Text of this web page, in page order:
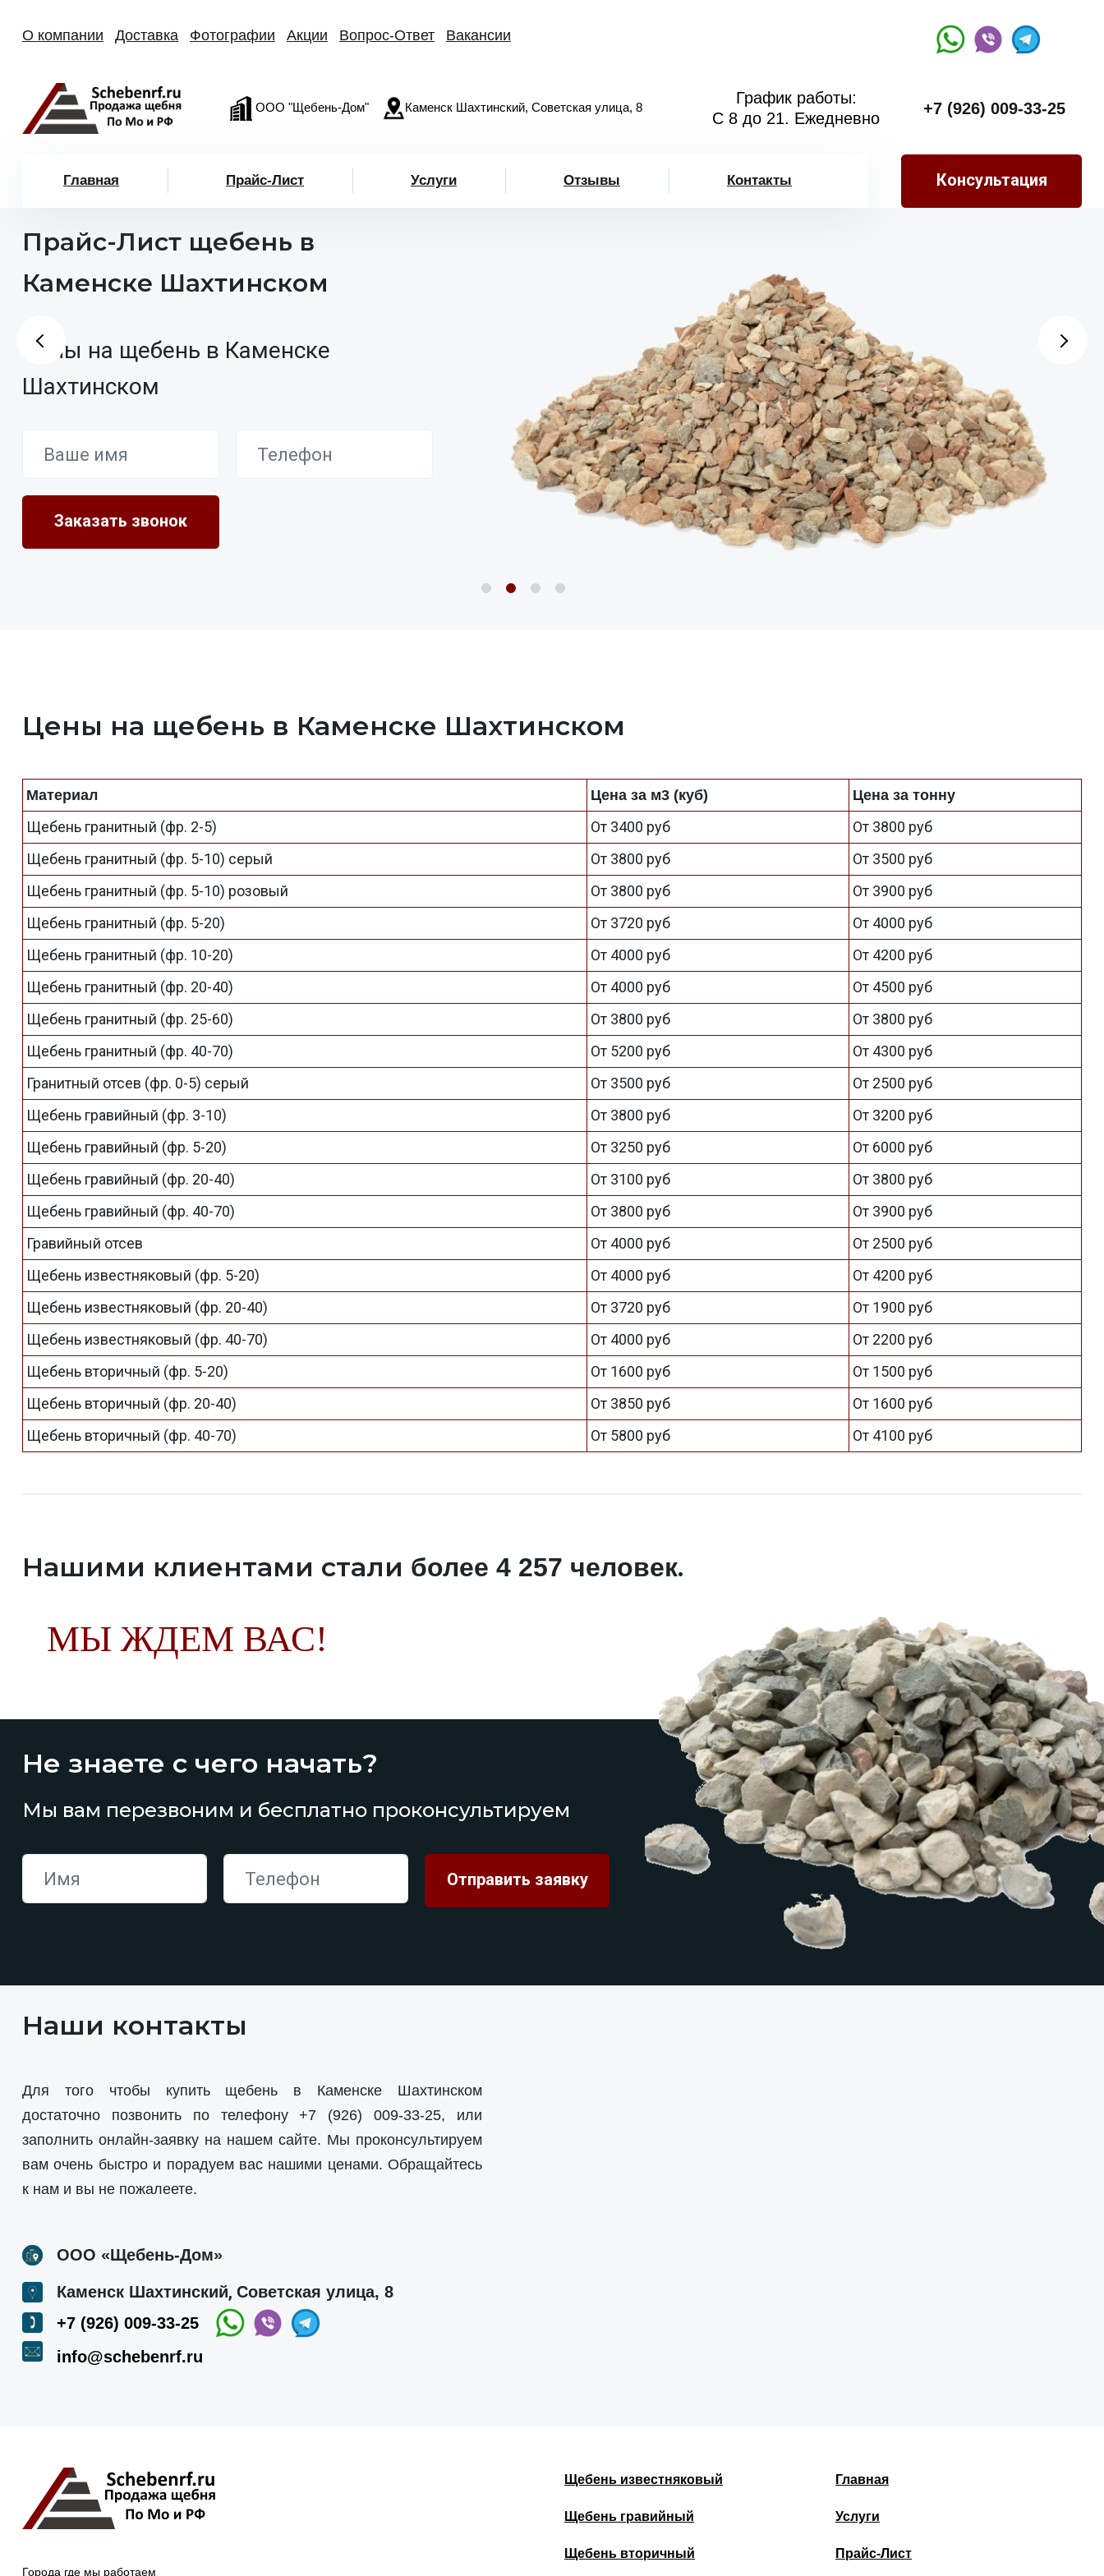
О компании Доставка Фотографии Акции Вопрос-Ответ Вакансии
ООО "Щебень-Дом" Каменск Шахтинский, Советская улица, 8
График работы:
С 8 до 21. Ежедневно
+7 (926) 009-33-25
Главная Прайс-Лист Услуги Отзывы Контакты Консультация
Прайс-Лист щебень в
Каменске Шахтинском
Цены на щебень в Каменске
Шахтинском
Цены на щебень в Каменске Шахтинском
Материал Цена за м3 (куб) Цена за тонну
Щебень гранитный (фр. 2-5) От 3400 руб
От 3800 руб
Щебень гранитный (фр. 5-10) серый
От 3800 руб
От 3500 руб
Щебень гранитный (фр. 5-10) розовый
От 3800 руб
От 3900 руб
Щебень гранитный (фр. 5-20)
От 3720 руб
От 4000 руб
Щебень гранитный (фр. 10-20)
От 4000 руб
От 4200 руб
Щебень гранитный (фр. 20-40)
От 4000 руб
От 4500 руб
Щебень гранитный (фр. 25-60)
От 3800 руб
От 3800 руб
Щебень гранитный (фр. 40-70)
От 5200 руб
От 4300 руб
Гранитный отсев (фр. 0-5) серый
От 3500 руб
От 2500 руб
Щебень гравийный (фр. 3-10)
От 3800 руб
От 3200 руб
Щебень гравийный (фр. 5-20)
От 3250 руб
От 6000 руб
Щебень гравийный (фр. 20-40)
От 3100 руб
От 3800 руб
Щебень гравийный (фр. 40-70)
От 3800 руб
От 3900 руб
Гравийный отсев
От 4000 руб
От 2500 руб
Щебень известняковый (фр. 5-20)
От 4000 руб
От 4200 руб
Щебень известняковый (фр. 20-40)
От 3720 руб
От 1900 руб
Щебень известняковый (фр. 40-70)
От 4000 руб
От 2200 руб
Щебень вторичный (фр. 5-20)
От 1600 руб
От 1500 руб
Щебень вторичный (фр. 20-40)
От 3850 руб
От 1600 руб
Щебень вторичный (фр. 40-70)
От 5800 руб От 4100 руб
Нашими клиентами стали более 4 257 человек.
МЫ ЖДЕМ ВАС!
Не знаете с чего начать?
Мы вам перезвоним и бесплатно проконсультируем
Наши контакты
Для того чтобы купить щебень в Каменске Шахтинском
достаточно позвонить по телефону+7 (926) 009-33-25, или
заполнить онлайн-заявку на нашем сайте. Мы проконсультируем
вам очень быстро и порадуем вас нашими ценами. Обращайтесь
к нам и вы не пожалеете.
ООО «Щебень-Дом»
Каменск Шахтинский, Советская улица, 8
+7 (926) 009-33-25
info@schebenrf.ru
Щебень известняковый
Щебень гравийный
Щебень вторичный
Главная
Услуги
Прайс-Лист
Города где мы работаем